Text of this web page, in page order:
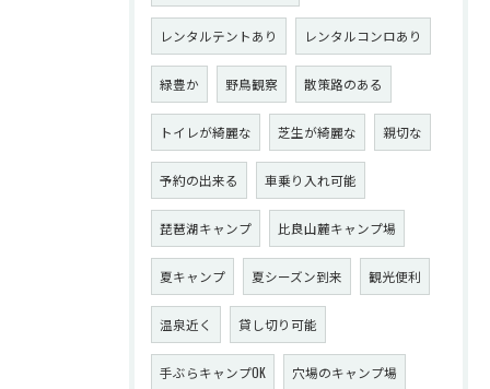
レンタルテントあり レンタルコンロあり
緑豊か 野鳥観察 散策路のある
トイレが綺麗な 芝生が綺麗な 親切な
予約の出来る 車乗り入れ可能
琵琶湖キャンプ 比良山麓キャンプ場
夏キャンプ 夏シーズン到来 観光便利
温泉近く 貸し切り可能
手ぶらキャンプOK 穴場のキャンプ場